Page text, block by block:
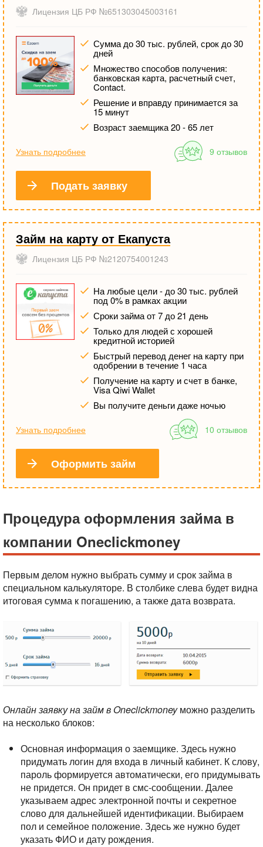
Лицензия ЦБ РФ №651303045003161
Сумма до 30 тыс. рублей, срок до 30
дней
Множество способов получения:
банковская карта, расчетный счет,
Contact.
Решение и вправду принимается за
15 минут
Возраст заемщика 20 - 65 лет
Узнать подробнее 9 отзывов
Подать заявку
Займ на карту от Екапуста
Лицензия ЦБ РФ №2120754001243
На любые цели - до 30 тыс. рублей
под 0% в рамках акции
Сроки займа от 7 до 21 день
Только для людей с хорошей
кредитной историей
Быстрый перевод денег на карту при
одобрении в течение 1 часа
Получение на карту и счет в банке,
Visa Qiwi Wallet
Вы получите деньги даже ночью
Узнать подробнее 10 отзывов
Оформить займ
Процедура оформления займа в
компании Oneclickmoney
Первым делом нужно выбрать сумму и срок займа в
специальном калькуляторе. В столбике слева будет видна
итоговая сумма к погашению, а также дата возврата.
Онлайн заявку на займ в Oneclickmoneyможно разделить
на несколько блоков:
Основная информация о заемщике. Здесь нужно
придумать логин для входа в личный кабинет. К слову,
пароль формируется автоматически, его придумывать
не придется. Он придет в смс-сообщении. Далее
указываем адрес электронной почты и секретное
слово для дальнейшей идентификации. Выбираем
пол и семейное положение. Здесь же нужно будет
указать ФИО и дату рождения.